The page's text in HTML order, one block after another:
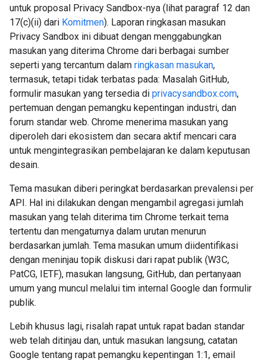
untuk proposal Privacy Sandbox-nya (lihat paragraf 12 dan
17(c)(ii) dari Komitmen). Laporan ringkasan masukan
Privacy Sandbox ini dibuat dengan menggabungkan
masukan yang diterima Chrome dari berbagai sumber
seperti yang tercantum dalam ringkasan masukan,
termasuk, tetapi tidak terbatas pada: Masalah GitHub,
formulir masukan yang tersedia di privacysandbox.com,
pertemuan dengan pemangku kepentingan industri, dan
forum standar web. Chrome menerima masukan yang
diperoleh dari ekosistem dan secara aktif mencari cara
untuk mengintegrasikan pembelajaran ke dalam keputusan
desain.
Tema masukan diberi peringkat berdasarkan prevalensi per
API. Hal ini dilakukan dengan mengambil agregasi jumlah
masukan yang telah diterima tim Chrome terkait tema
tertentu dan mengaturnya dalam urutan menurun
berdasarkan jumlah. Tema masukan umum diidentifikasi
dengan meninjau topik diskusi dari rapat publik (W3C,
PatCG, IETF), masukan langsung, GitHub, dan pertanyaan
umum yang muncul melalui tim internal Google dan formulir
publik.
Lebih khusus lagi, risalah rapat untuk rapat badan standar
web telah ditinjau dan, untuk masukan langsung, catatan
Google tentang rapat pemangku kepentingan 1:1, email